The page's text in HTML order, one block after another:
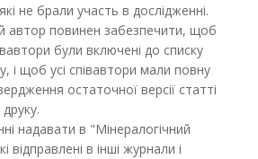
не брали участь в дослідженні.
автор повинен забезпечити, щоб
були включені до списку
і щоб усі співавтори мали повну
остаточної версії статті
надавати в "Мінералогічний
відправлені в інші журнали і